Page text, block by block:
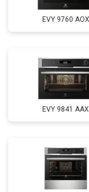
EVY 9760 AOX
EVY 9841 AAX